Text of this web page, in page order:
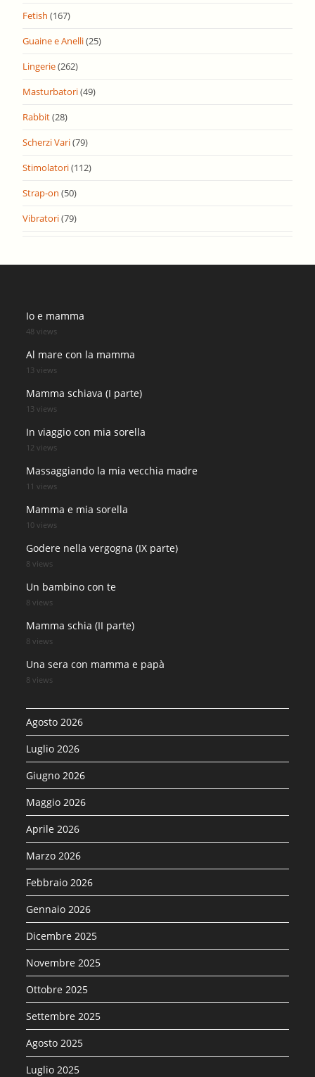
Fetish (167)
Guaine e Anelli(25)
Lingerie(262)
Masturbatori(49)
Rabbit(28)
Scherzi Vari(79)
Stimolatori(112)
Strap-on (50)
Vibratori(79)
Io e mamma
48 views
Al mare con la mamma
13 views
Mamma schiava (I parte)
13 views
In viaggio con mia sorella
12 views
Massaggiando la mia vecchia madre
11 views
Mamma e mia sorella
10 views
Godere nella vergogna (IX parte)
8 views
Un bambino con te
8 views
Mamma schia (II parte)
8 views
Una sera con mamma e papà
8 views
Agosto 2026
Luglio 2026
Giugno 2026
Maggio 2026
Aprile 2026
Marzo 2026
Febbraio 2026
Gennaio 2026
Dicembre 2025
Novembre 2025
Ottobre 2025
Settembre 2025
Agosto 2025
Luglio 2025